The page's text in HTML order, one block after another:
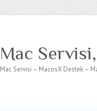
Mac
Mac Servisi – MacosX Destek –